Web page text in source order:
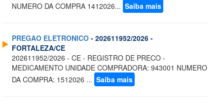
NUMERO DA COMPRA 1412026... Saiba mais
PREGAO ELETRONICO - 202611952/2026 -
FORTALEZA/CE
202611952/2026 - CE - REGISTRO DE PRECO -
MEDICAMENTO UNIDADE COMPRADORA: 943001 NUMERO
DA COMPRA: 1512026 ... Saiba mais